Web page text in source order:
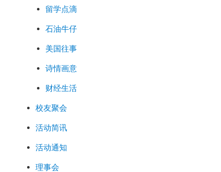
留学点滴
石油牛仔
美国往事
诗情画意
财经生活
校友聚会
活动简讯
活动通知
理事会